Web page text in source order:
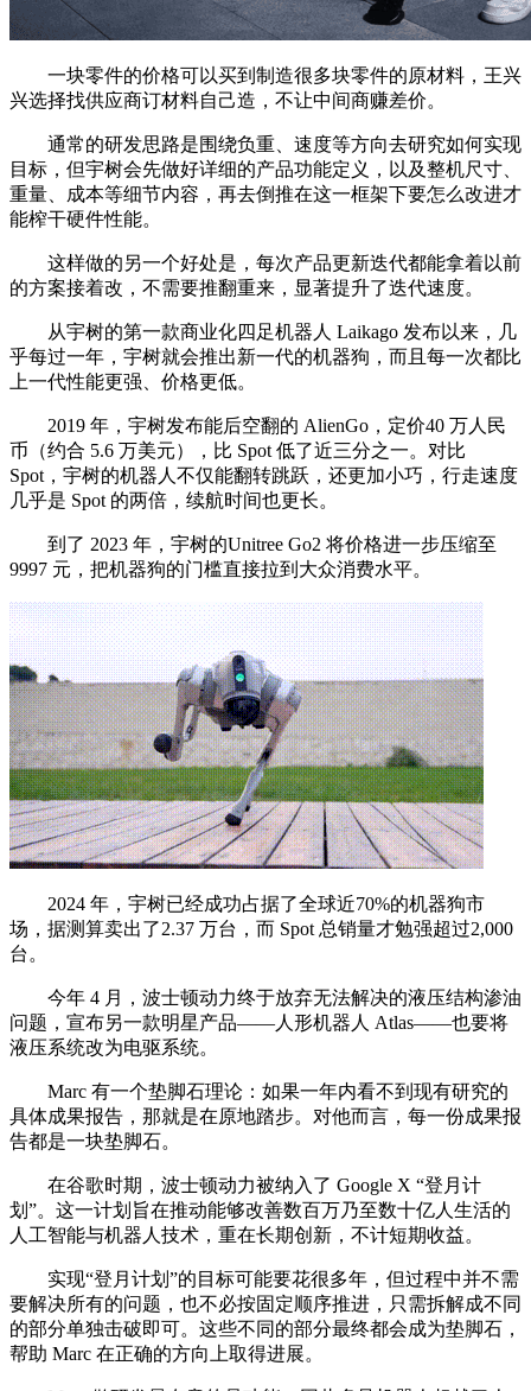
一块零件的价格可以买到制造很多块零件的原材料，王兴
兴选择找供应商订材料自己造，不让中间商赚差价。
通常的研发思路是围绕负重、速度等方向去研究如何实现
目标，但宇树会先做好详细的产品功能定义，以及整机尺寸、
重量、成本等细节内容，再去倒推在这一框架下要怎么改进才
能榨干硬件性能。
这样做的另一个好处是，每次产品更新迭代都能拿着以前
的方案接着改，不需要推翻重来，显著提升了迭代速度。
从宇树的第一款商业化四足机器人 Laikago 发布以来，几
乎每过一年，宇树就会推出新一代的机器狗，而且每一次都比
上一代性能更强、价格更低。
2019 年，宇树发布能后空翻的 AlienGo，定价40 万人民
币（约合 5.6 万美元），比 Spot 低了近三分之一。对比
Spot，宇树的机器人不仅能翻转跳跃，还更加小巧，行走速度
几乎是 Spot 的两倍，续航时间也更长。
到了 2023 年，宇树的Unitree Go2 将价格进一步压缩至
9997 元，把机器狗的门槛直接拉到大众消费水平。
2024 年，宇树已经成功占据了全球近70%的机器狗市
场，据测算卖出了2.37 万台，而 Spot 总销量才勉强超过2,000
台。
今年 4 月，波士顿动力终于放弃无法解决的液压结构渗油
问题，宣布另一款明星产品——人形机器人 Atlas——也要将
液压系统改为电驱系统。
Marc 有一个垫脚石理论：如果一年内看不到现有研究的
具体成果报告，那就是在原地踏步。对他而言，每一份成果报
告都是一块垫脚石。
在谷歌时期，波士顿动力被纳入了 Google X “登月计
划”。这一计划旨在推动能够改善数百万乃至数十亿人生活的
人工智能与机器人技术，重在长期创新，不计短期收益。
实现“登月计划”的目标可能要花很多年，但过程中并不需
要解决所有的问题，也不必按固定顺序推进，只需拆解成不同
的部分单独击破即可。这些不同的部分最终都会成为垫脚石，
帮助 Marc 在正确的方向上取得进展。